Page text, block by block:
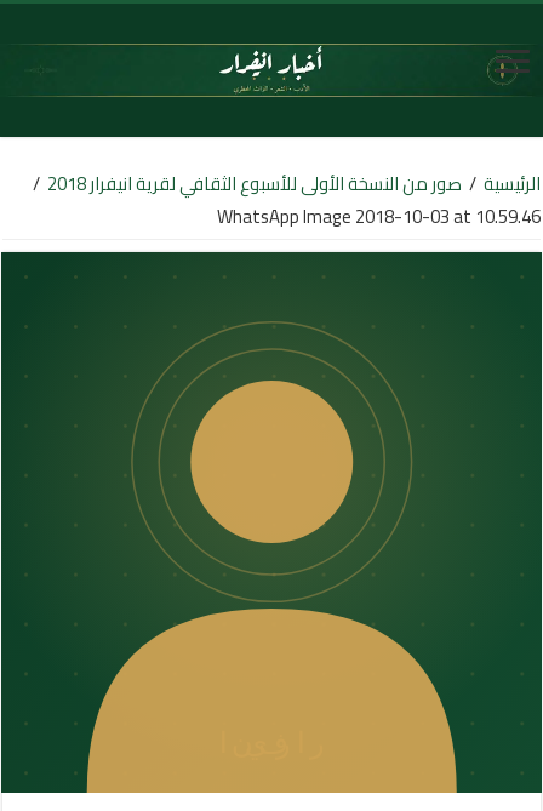
الرئيسية / صور من النسخة الأولى للأسبوع الثقافي لقرية انيفرار 2018
/
WhatsApp Image 2018-10-03 at 10.59.46